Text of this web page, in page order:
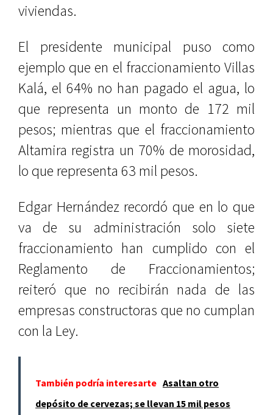
viviendas.
El presidente municipal puso como
ejemplo que en el fraccionamiento Villas
Kalá, el 64% no han pagado el agua, lo
que representa un monto de 172 mil
pesos; mientras que el fraccionamiento
Altamira registra un 70% de morosidad,
lo que representa 63 mil pesos.
Edgar Hernández recordó que en lo que
va de su administración solo siete
fraccionamiento han cumplido con el
Reglamento de Fraccionamientos;
reiteró que no recibirán nada de las
empresas constructoras que no cumplan
con la Ley.
También podría interesarte Asaltan otro
depósito de cervezas; se llevan 15 mil pesos